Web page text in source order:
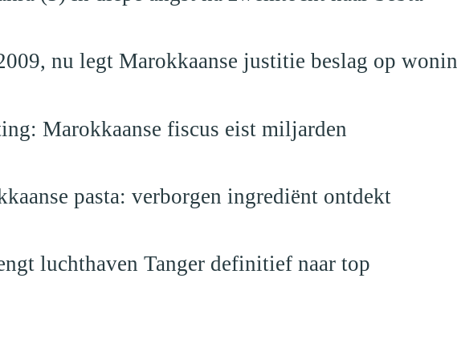
nu legt Marokkaanse justitie beslag op
Marokkaanse fiscus eist miljarden
pasta: verborgen ingrediënt ontdekt
luchthaven Tanger definitief naar top